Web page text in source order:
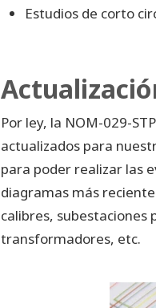
Estudios de corto
Por ley, la NOM-029-
actualizados para
para poder realizar las
diagramas más
calibres, subestaciones
transformadores, etc.